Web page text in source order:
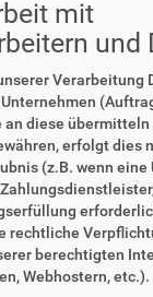
mit
und
Verarbeitung
diese
erfolgt dies
(z.B. wenn
rechtliche
berechtigten
Webhostern, etc.).